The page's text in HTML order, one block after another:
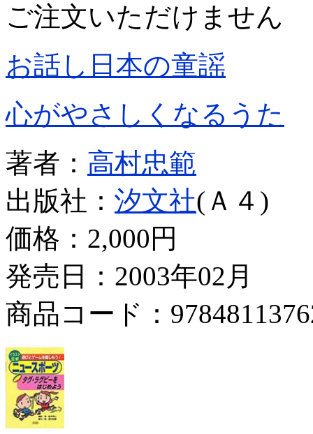
ご注文いただけません
お話し日本の童謡
心がやさしくなるうた
著者： 高村忠範
出版社： 汐文社(Ａ４)
価格： 2,000円
発売日：2003年02月
商品コード：